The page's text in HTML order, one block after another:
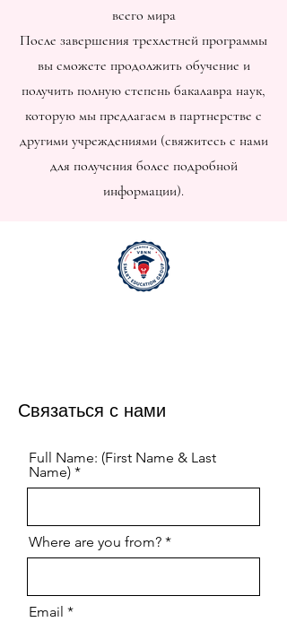
всего мира
После завершения трехлетней программы
вы сможете продолжить обучение и
получить полную степень бакалавра наук,
которую мы предлагаем в партнерстве с
другими учреждениями (свяжитесь с нами
для получения более подробной
информации).
Связаться с нами
Full Name: (First Name & Last
Name)
Where are you from?
Email